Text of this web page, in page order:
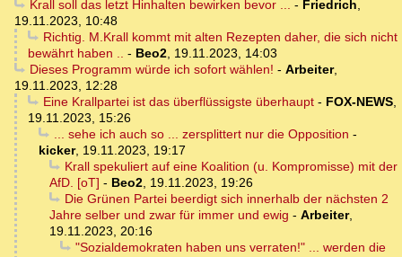
Krall soll das letzt Hinhalten bewirken bevor ... - Friedrich,
19.11.2023, 10:48
Richtig. M.Krall kommt mit alten Rezepten daher, die sich nicht
bewährt haben .. - Beo2, 19.11.2023, 14:03
Dieses Programm würde ich sofort wählen! - Arbeiter,
19.11.2023, 12:28
Eine Krallpartei ist das überflüssigste überhaupt- FOX-NEWS,
19.11.2023, 15:26
... sehe ich auch so ... zersplittert nur die Opposition -
kicker, 19.11.2023, 19:17
Krall spekuliert auf eine Koalition (u. Kompromisse) mit der
AfD. [oT] - Beo2, 19.11.2023, 19:26
Die Grünen Partei beerdigt sich innerhalb der nächsten 2
Jahre selber und zwar für immer und ewig - Arbeiter,
19.11.2023, 20:16
"Sozialdemokraten haben uns verraten!" ... werden die